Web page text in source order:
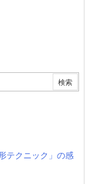
テクニック」の感